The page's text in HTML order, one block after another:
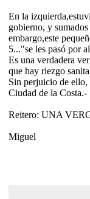
En la
gobierno, y
embargo,este
5..."se les pasó por
Es una verdadera
que hay riezgo
Sin perjuicio de ello,
Ciudad de la Costa.-
Reitero: UNA
Miguel